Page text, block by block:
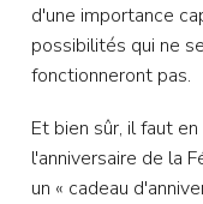
d'une importance
possibilités qui ne
fonctionneront pas.
Et bien sûr, il faut
l'anniversaire de la
un « cadeau